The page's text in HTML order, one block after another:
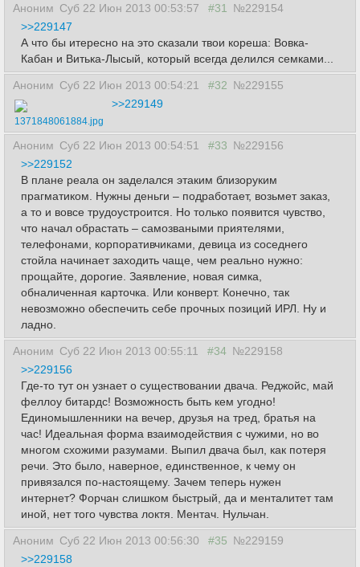
Аноним Суб 22 Июн 2013 00:53:57 #31
№229154
>>229147
А что бы итересно на это сказали твои кореша: Вовка-
Кабан и Витька-Лысый, который всегда делился семками...
Аноним Суб 22 Июн 2013 00:54:21 #32 №229155
1371848061884.jpg
>>229149
Аноним Суб 22 Июн 2013 00:54:51 #33 №229156
>>229152
В плане реала он заделался этаким близоруким
прагматиком. Нужны деньги – подработает, возьмет заказ,
а то и вовсе трудоустроится. Но только появится чувство,
что начал обрастать – самозваными приятелями,
телефонами, корпоративчиками, девица из соседнего
стойла начинает заходить чаще, чем реально нужно:
прощайте, дорогие. Заявление, новая симка,
обналиченная карточка. Или конверт. Конечно, так
невозможно обеспечить себе прочных позиций ИРЛ. Ну и
ладно.
Аноним Суб 22 Июн 2013 00:55:11 #34 №229158
>>229156
Где-то тут он узнает о существовании двача. Реджойс, май
феллоу битардс! Возможность быть кем угодно!
Единомышленники на вечер, друзья на тред, братья на
час! Идеальная форма взаимодействия с чужими, но во
многом схожими разумами. Выпил двача был, как потеря
речи. Это было, наверное, единственное, к чему он
привязался по-настоящему. Зачем теперь нужен
интернет? Форчан слишком быстрый, да и менталитет там
иной, нет того чувства локтя. Ментач. Нульчан.
Аноним Суб 22 Июн 2013 00:56:30 #35 №229159
>>229158